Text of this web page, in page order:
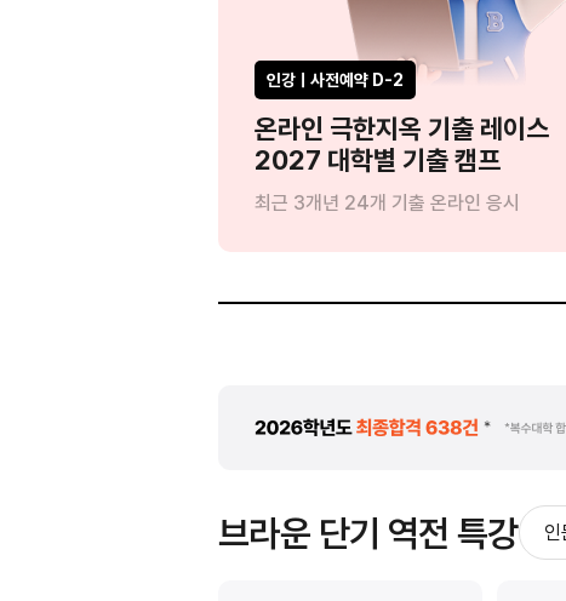
인강ㅣ사전예약 D-2
온라인 극한지옥 기출 레이스
2027 대학별 기출 캠프
최근 3개년 24개 기출 온라인 응시
자연
브라운 단기 역전 특강 인